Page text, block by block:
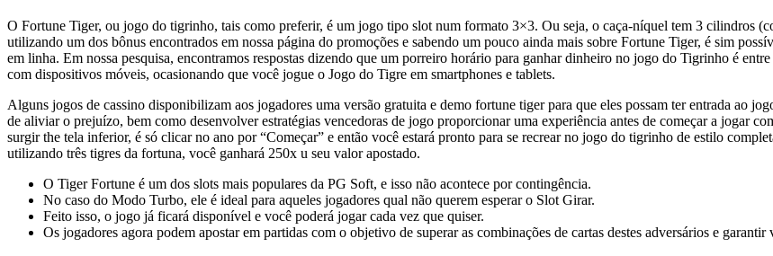
O Fortune Tiger, ou jogo do tigrinho, tais como preferir, é um jogo tipo slot num formato 3×3. Ou seja, o caça-níquel tem 3 cilindros
utilizando um dos bônus encontrados em nossa página do promoções e sabendo um pouco ainda mais sobre Fortune Tiger, é sim
em linha. Em nossa pesquisa, encontramos respostas dizendo que um porreiro horário para ganhar dinheiro no jogo do Tigrinho é
com dispositivos móveis, ocasionando que você jogue o Jogo do Tigre em smartphones e tablets.
Alguns jogos de cassino disponibilizam aos jogadores uma versão gratuita e demo fortune tiger para que eles possam ter entrada ao
de aliviar o prejuízo, bem como desenvolver estratégias vencedoras de jogo proporcionar uma experiência antes de começar a jogar
surgir the tela inferior, é só clicar no ano por “Começar” e então você estará pronto para se recrear no jogo do tigrinho de estilo
utilizando três tigres da fortuna, você ganhará 250x u seu valor apostado.
O Tiger Fortune é um dos slots mais populares da PG Soft, e isso não acontece por contingência.
No caso do Modo Turbo, ele é ideal para aqueles jogadores qual não querem esperar o Slot Girar.
Feito isso, o jogo já ficará disponível e você poderá jogar cada vez que quiser.
Os jogadore­s agora podem apostar em partidas com o objetivo de­ superar as combinações de cartas destes adve­rsários e